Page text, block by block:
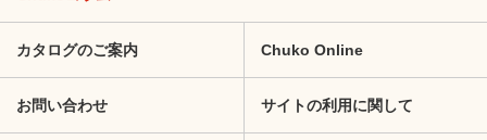
カタログのご案内 Chuko Online
お問い合わせ サイトの利用に関して